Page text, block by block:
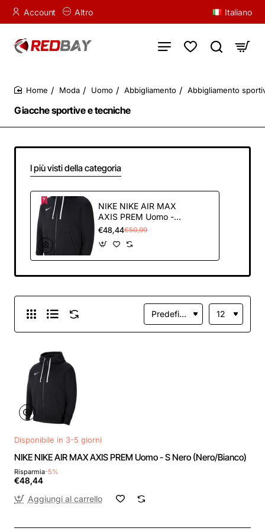
Account Altro Italiano
Giacche sportive e tecniche
Moda Uomo Abbigliamento Abbigliamento
I più visti della categoria
NIKE NIKE AIR MAX
AXIS PREM Uomo -
S Nero (Nero/Bianco)
€48,44€50,99
Disponibile in 3-5 giorni
NIKE NIKE AIR MAX AXIS PREM Uomo - S Nero (Nero/Bianco)
Risparmia-5%
€48,44
Aggiungi al carrello